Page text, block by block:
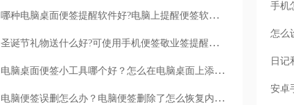
哪种电脑桌面便签提醒软件好?电脑上提醒便签软件哪个好
圣诞节礼物送什么好?可使用手机便签敬业签提醒自己送女友惊喜
电脑桌面便签小工具哪个好？怎么在电脑桌面上添加便签
电脑便签误删怎么办？电脑便签删除了怎么恢复内容？
手机
怎么